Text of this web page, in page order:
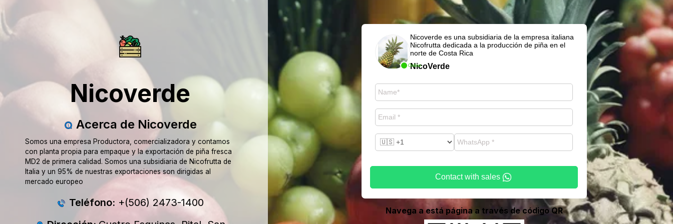
Nicoverde
Acerca de Nicoverde
Somos una empresa Productora, comercializadora y contamos
con planta propia para empaque y la exportación de piña fresca
MD2 de primera calidad. Somos una subsidiaria de Nicofrutta de
Italia y un 95% de nuestras exportaciones son dirigidas al
mercado europeo
Teléfono: +(506) 2473-1400
Online
Nicoverde es una subsidiaria de la empresa italiana
Nicofrutta dedicada a la producción de piña en el
norte de Costa Rica
NicoVerde
Contact with sales
Navega a está página a través de código QR